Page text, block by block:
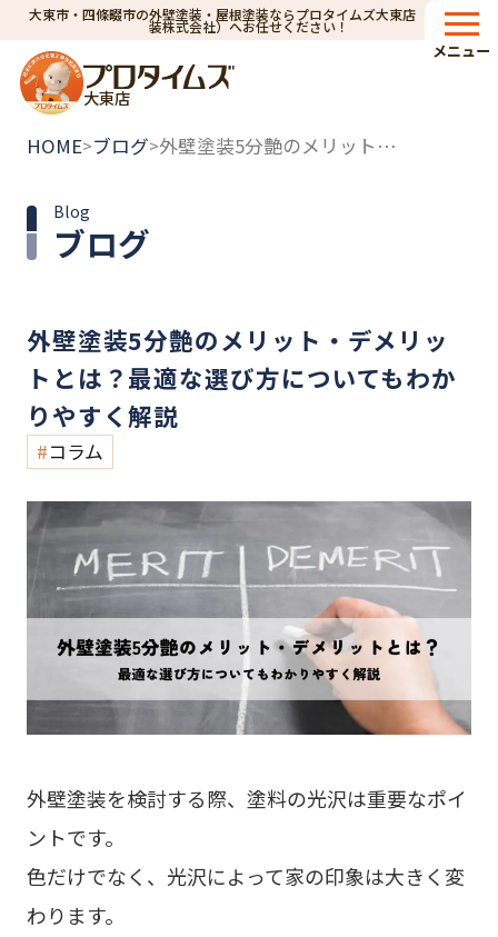
大東市・四條畷市の外壁塗装・屋根塗装ならプロタイムズ大東店（小林建
装株式会社）へお任せください！
大東店
メニュー
HOME>ブログ> 外壁塗装5分艶のメリット・デメリットとは？最適な選び方についてもわかりやすく解説
ブログ
Blog
外壁塗装5分艶のメリット・デメリッ
トとは？最適な選び方についてもわか
りやすく解説
コラム
外壁塗装を検討する際、塗料の光沢は重要なポイ
ントです。
色だけでなく、光沢によって家の印象は大きく変
わります。